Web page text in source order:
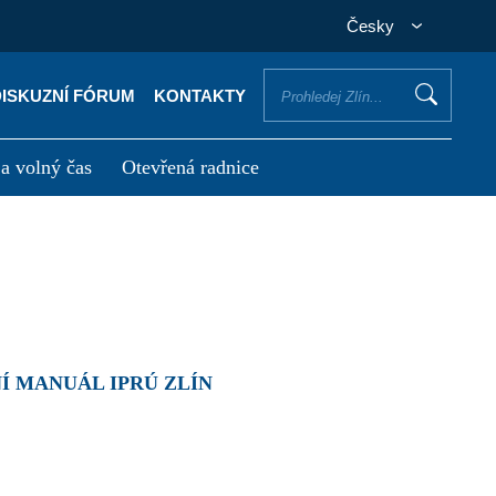
Česky
FÓRUM KONTAKTY
volný čas Otevřená radnice
MANUÁL IPRÚ ZLÍN